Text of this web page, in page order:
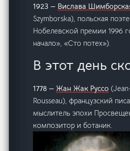
1923 — Вислава
Szymborska), польская
Нобелевской премии 1996
начало», «Сто потех»).
В этот день
1778 —Жан Жак Руссо
Rousseau), французский
мыслитель эпохи
композитор и ботаник.